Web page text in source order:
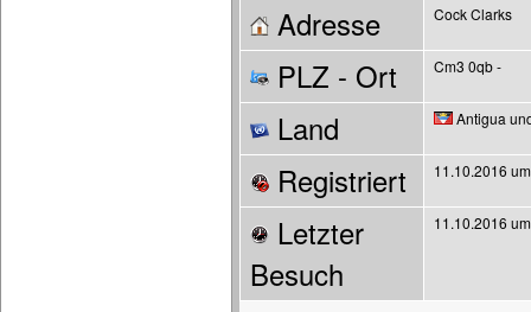
Adresse Cock Clarks
PLZ - Ort Cm3 0qb -
Land Antigua
Registriert 11.10.2016
Letzter
Besuch
11.10.2016